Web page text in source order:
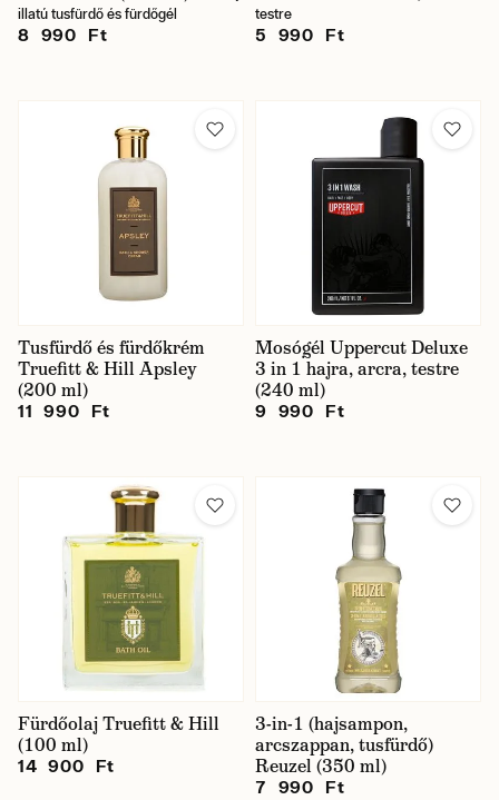
illatú tusfürdő és fürdőgél
8 990 Ft
testre
5 990 Ft
Tusfürdő és fürdőkrém
Truefitt & Hill Apsley
(200 ml)
11 990 Ft
Mosógél Uppercut Deluxe
3 in 1 hajra, arcra, testre
(240 ml)
9 990 Ft
Fürdőolaj Truefitt & Hill
(100 ml)
14 900 Ft
3-in-1 (hajsampon,
arcszappan, tusfürdő)
Reuzel (350 ml)
7 990 Ft